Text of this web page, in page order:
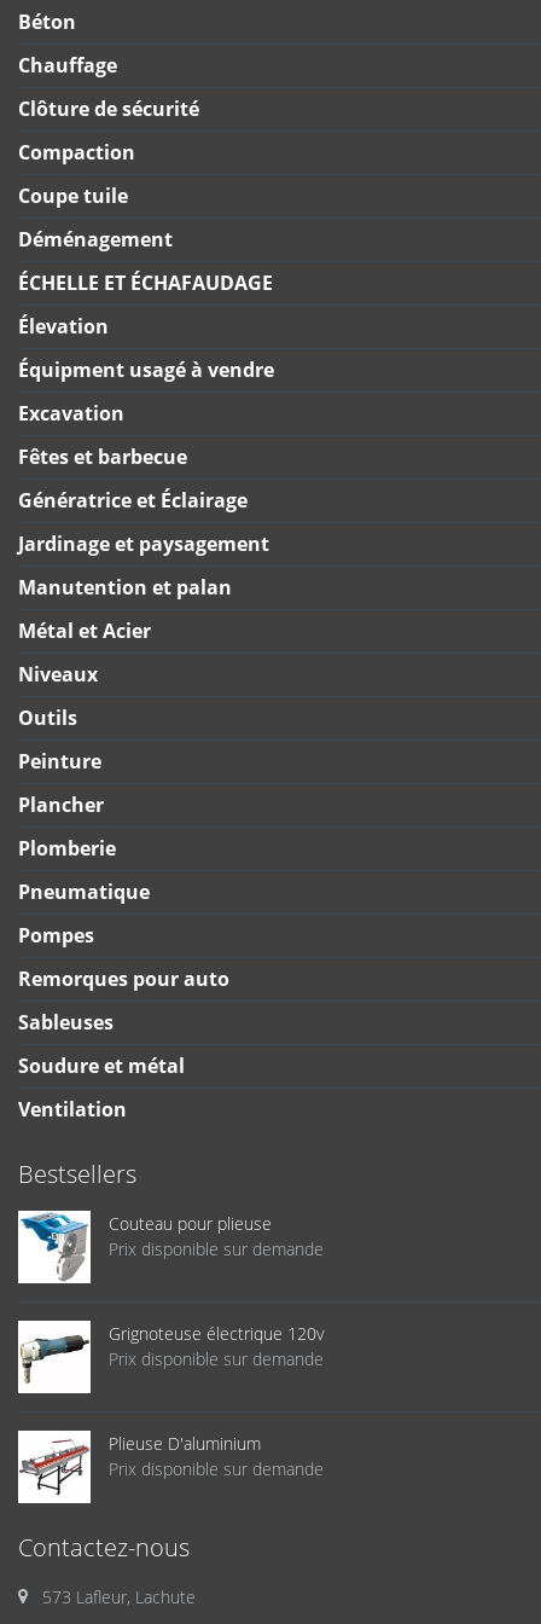
Béton
Chauffage
Clôture de sécurité
Compaction
Coupe tuile
Déménagement
ÉCHELLE ET ÉCHAFAUDAGE
Élevation
Équipment usagé à vendre
Excavation
Fêtes et barbecue
Génératrice et Éclairage
Jardinage et paysagement
Manutention et palan
Métal et Acier
Niveaux
Outils
Peinture
Plancher
Plomberie
Pneumatique
Pompes
Remorques pour auto
Sableuses
Soudure et métal
Ventilation
Bestsellers
Couteau pour plieuse
Prix disponible sur demande
Grignoteuse électrique 120v
Prix disponible sur demande
Plieuse D'aluminium
Prix disponible sur demande
Contactez-nous
573 Lafleur, Lachute